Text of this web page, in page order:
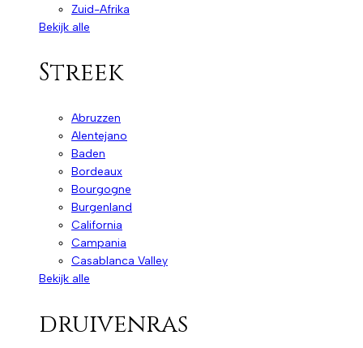
Zuid-Afrika
Bekijk alle
Streek
Abruzzen
Alentejano
Baden
Bordeaux
Bourgogne
Burgenland
California
Campania
Casablanca Valley
Bekijk alle
druivenras